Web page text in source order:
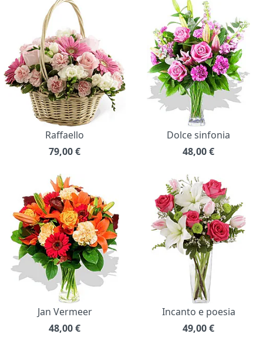
Raffaello
79,00€
Dolce sinfonia
48,00€
Jan Vermeer
48,00€
Incanto e poesia
49,00€